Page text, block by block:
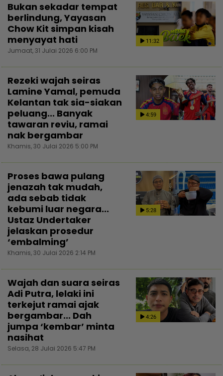
11:32
Bukan sekadar tempat
berlindung, Yayasan
Chow Kit simpan kisah
menyayat hati
Jumaat, 31 Julai 2026 6:00 PM
4:59
Rezeki wajah seiras
Lamine Yamal, pemuda
Kelantan tak sia-siakan
peluang... Banyak
tawaran reviu, ramai
nak bergambar
Khamis, 30 Julai 2026 5:00 PM
5:28
Proses bawa pulang
jenazah tak mudah,
ada sebab tidak
kebumi luar negara...
Ustaz Undertaker
jelaskan prosedur
‘embalming’
Khamis, 30 Julai 2026 2:14 PM
4:26
Wajah dan suara seiras
Adi Putra, lelaki ini
terkejut ramai ajak
bergambar... Dah
jumpa ‘kembar’ minta
nasihat
Selasa, 28 Julai 2026 5:47 PM